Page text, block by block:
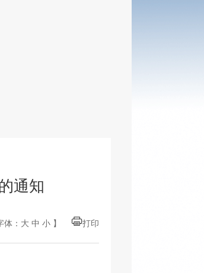
通知
体： 大 中 小 】 打印